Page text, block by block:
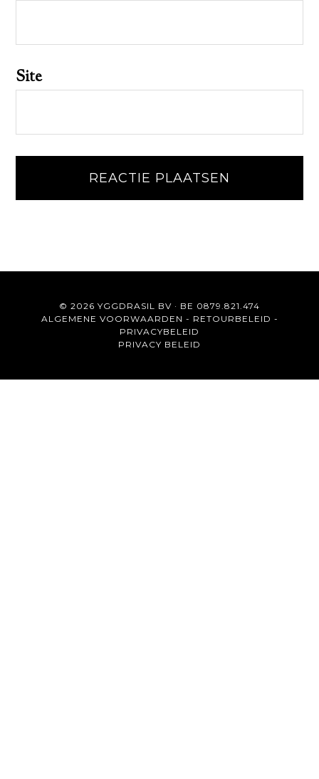
Site
© 2026 YGGDRASIL BV · BE 0879.821.474
ALGEMENE VOORWAARDEN - RETOURBELEID -
PRIVACYBELEID
PRIVACY BELEID